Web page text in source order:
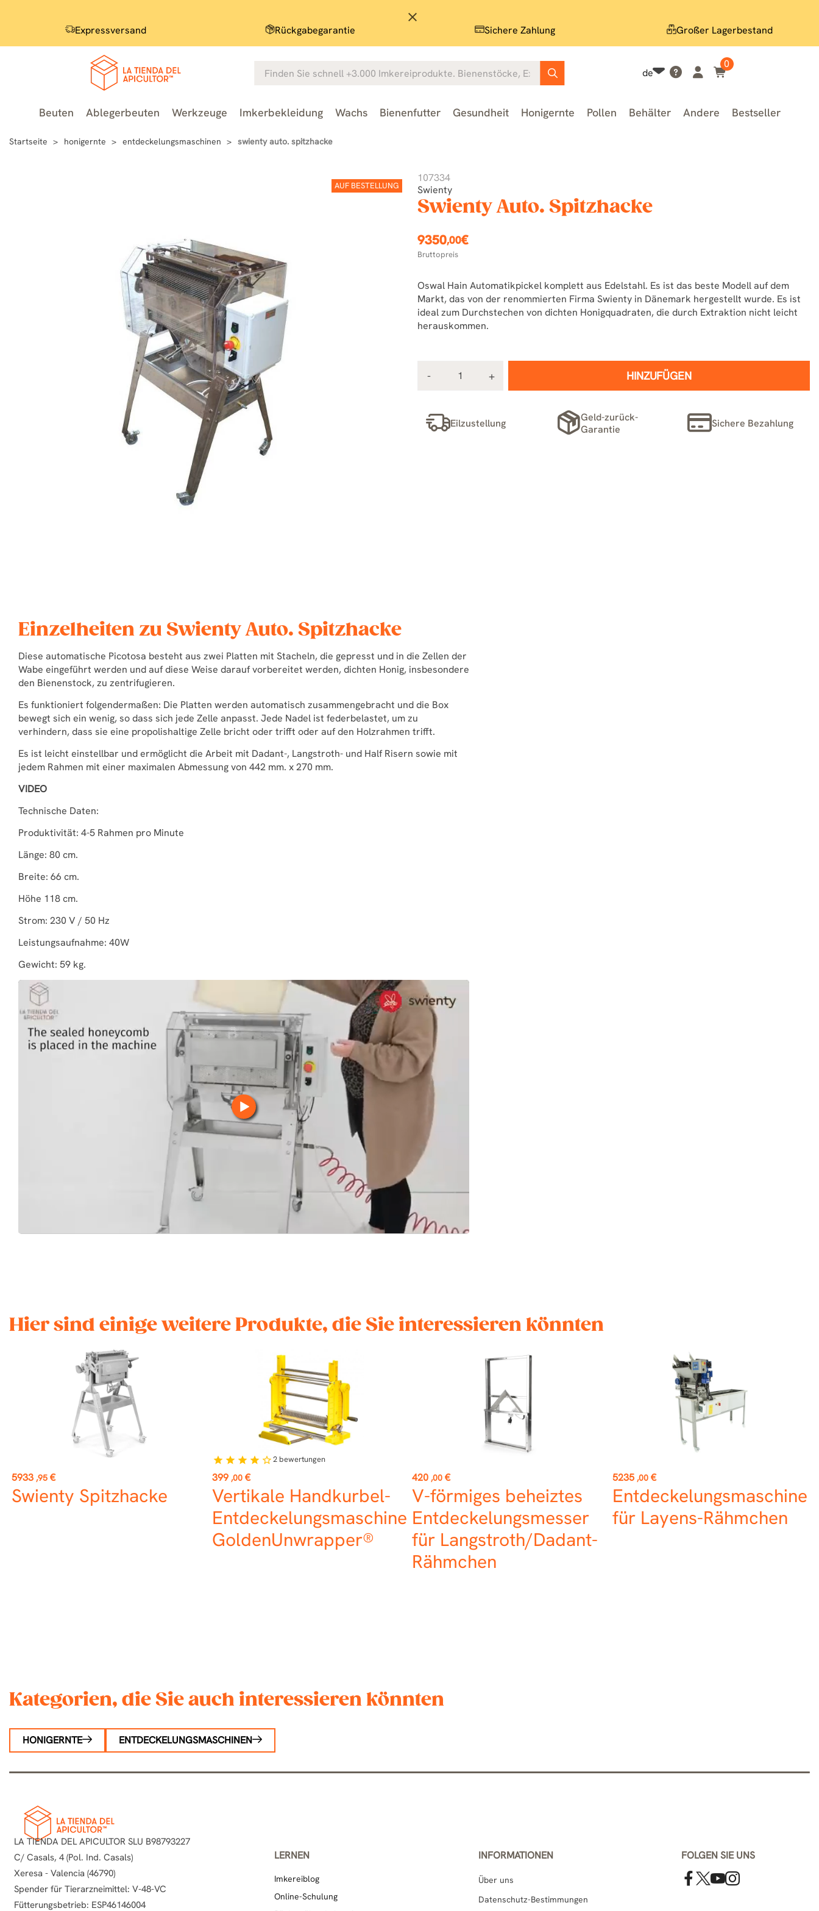
close
Expressversand Rückgabegarantie Sichere Zahlung Großer Lagerbestand
de
0
Beuten Ablegerbeuten Werkzeuge Imkerbekleidung Wachs Bienenfutter Gesundheit Honigernte Pollen Behälter Andere Bestseller
Startseite honigernte entdeckelungsmaschinen swienty auto. spitzhacke
107334
Swienty
Swienty Auto. Spitzhacke
AUF BESTELLUNG
9350,00€
Bruttopreis
Oswal Hain Automatikpickel komplett aus Edelstahl. Es ist das beste Modell auf dem
Markt, das von der renommierten Firma Swienty in Dänemark hergestellt wurde. Es ist
ideal zum Durchstechen von dichten Honigquadraten, die durch Extraktion nicht leicht
herauskommen.
HINZUFÜGEN
Eilzustellung
Geld-zurück-
Garantie
Sichere Bezahlung
Einzelheiten zu Swienty Auto. Spitzhacke
Diese automatische Picotosa besteht aus zwei Platten mit Stacheln, die gepresst und in die Zellen der
Wabe eingeführt werden und auf diese Weise darauf vorbereitet werden, dichten Honig, insbesondere
den Bienenstock, zu zentrifugieren.
Es funktioniert folgendermaßen: Die Platten werden automatisch zusammengebracht und die Box
bewegt sich ein wenig, so dass sich jede Zelle anpasst. Jede Nadel ist federbelastet, um zu
verhindern, dass sie eine propolishaltige Zelle bricht oder trifft oder auf den Holzrahmen trifft.
Es ist leicht einstellbar und ermöglicht die Arbeit mit Dadant-, Langstroth- und Half Risern sowie mit
jedem Rahmen mit einer maximalen Abmessung von 442 mm. x 270 mm.
VIDEO
Technische Daten:
Produktivität: 4-5 Rahmen pro Minute
Länge: 80 cm.
Breite: 66 cm.
Höhe 118 cm.
Strom: 230 V / 50 Hz
Leistungsaufnahme: 40W
Gewicht: 59 kg.
Hier sind einige weitere Produkte, die Sie interessieren könnten
Preis
5933 ,95 €
Swienty Spitzhacke
Preis
399 ,00 €
Vertikale Handkurbel-
Entdeckelungsmaschine
GoldenUnwrapper®
star star star star star_border2 bewertungen
Preis
420 ,00 €
V-förmiges beheiztes
Entdeckelungsmesser
für Langstroth/Dadant-
Rähmchen
Preis
5235 ,00 €
Entdeckelungsmaschine
für Layens-Rähmchen
Kategorien, die Sie auch interessieren könnten
HONIGERNTE ENTDECKELUNGSMASCHINEN
LA TIENDA DEL APICULTOR SLU B98793227
C/ Casals, 4 (Pol. Ind. Casals)
Xeresa - Valencia (46790)
Spender für Tierarzneimittel: V-48-VC
Fütterungsbetrieb: ESP46146004
LERNEN
Imkereiblog
Online-Schulung
INFORMATIONEN
Über uns
Datenschutz-Bestimmungen
FOLGEN SIE UNS